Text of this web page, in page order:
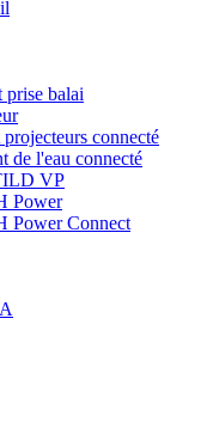
balai
connecté
de l'eau connecté
VP
Power
Power Connect